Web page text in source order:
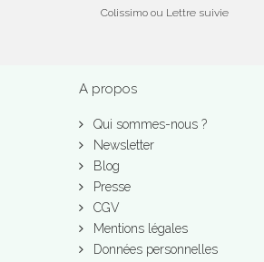
Colissimo ou Lettre suivie
A propos
Qui sommes-nous ?
Newsletter
Blog
Presse
CGV
Mentions légales
Données personnelles